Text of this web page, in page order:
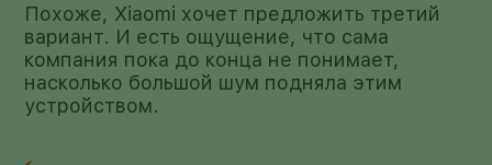
Похоже, Xiaomi хочет предложить третий
вариант. И есть ощущение, что сама
компания пока до конца не понимает,
насколько большой шум подняла этим
устройством.